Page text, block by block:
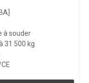
à souder
31 500 kg